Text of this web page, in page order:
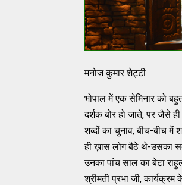
मनोज कुमार शेट्टी
भोपाल में एक सेमिनार को
दर्शक बोर हो जाते, पर जैसे
शब्दों का चुनाव, बीच-बीच में
ही ख़ास लोग बैठे थे-उसका
उनका पांच साल का बेटा
श्रीमती प्रभा जी,